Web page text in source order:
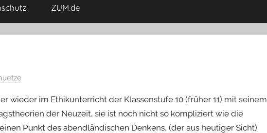
ZUM.de
wieder im Ethikunterricht der Klassenstufe 10 (früher 11) mit seinem
der Neuzeit, sie ist noch nicht so kompliziert wie die
Punkt des abendländischen Denkens, (der aus heutiger Sicht)